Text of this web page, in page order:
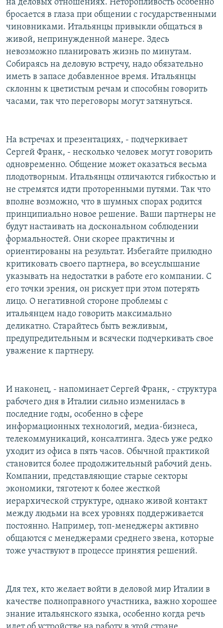
на деловых отношениях. Неторопливость особенно
бросается в глаза при общении с государственными
чиновниками. Итальянцы привыкли общаться в
живой, непринужденной манере. Здесь
невозможно планировать жизнь по минутам.
Собираясь на деловую встречу, надо обязательно
иметь в запасе добавленное время. Итальянцы
склонны к цветистым речам и способны говорить
часами, так что переговоры могут затянуться.
На встречах и презентациях, - подчеркивает
Сергей Франк, - несколько человек могут говорить
одновременно. Общение может оказаться весьма
плодотворным. Итальянцы отличаются гибкостью и
не стремятся идти проторенными путями. Так что
вполне возможно, что в шумных спорах родится
принципиально новое решение. Ваши партнеры не
будут настаивать на доскональном соблюдении
формальностей. Они скорее практичны и
ориентированы на результат. Избегайте прилюдно
критиковать своего партнера, во всеуслышание
указывать на недостатки в работе его компании. С
его точки зрения, он рискует при этом потерять
лицо. О негативной стороне проблемы с
итальянцем надо говорить максимально
деликатно. Старайтесь быть вежливым,
предупредительным и всячески подчеркивать свое
уважение к партнеру.
И наконец, - напоминает Сергей Франк, - структура
рабочего дня в Италии сильно изменилась в
последние годы, особенно в сфере
информационных технологий, медиа-бизнеса,
телекоммуникаций, консалтинга. Здесь уже редко
уходит из офиса в пять часов. Обычной практикой
становится более продолжительный рабочий день.
Компании, представляющие старые секторы
экономики, тяготеют к более жесткой
иерархической структуре, однако живой контакт
между людьми на всех уровнях поддерживается
постоянно. Например, топ-менеджеры активно
общаются с менеджерами среднего звена, которые
тоже участвуют в процессе принятия решений.
Для тех, кто желает войти в деловой мир Италии в
качестве полноправного участника, важно хорошее
знание итальянского языка, особенно когда речь